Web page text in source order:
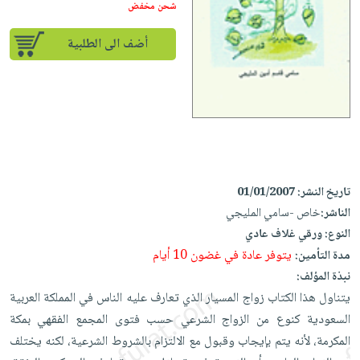
Ai
إختيارات
كتب
حدود
أسئلة
طرحها
Android
تحميل
iKitab
على
Apple
أسئلة
يتكرر
طرحها
تحميل
على
masmu3
على
Apple
المواضيع
الأكثر
مبيعاً
تعليمية
جوائز
تعليمية
الصحة
جديد
أجهزة
العناية
الشخصية
العناية
وتصفيف
الشعر
العناية
بالجسم
المطبخ
والسفرة
الكل
أواني
الطهي
أدوات
متجر
الهدايا
أقسام
شحن مخفض
أضف الى الطلبية
تاريخ النشر:01/01/2007
الناشر:خاص -سامي المليجي
النوع:ورقي غلاف عادي
مدة التأمين:يتوفر عادة في غضون 10 أيام
نبذة المؤلف:
يتناول هذا الكتاب زواج المسيار الذي تعارف عليه الناس في المملكة العربية
السعودية كنوع من الزواج الشرعي حسب فتوى المجمع الفقهي بمكة
المكرمة، لأنه يتم بإيجاب وقبول مع الالتزام بالشروط الشرعية، لكنه يختلف